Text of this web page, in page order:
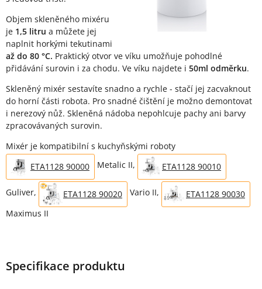
Objem skleněného mixéru
je 1,5 litru a můžete jej
naplnit horkými tekutinami
až do 80 °C. Praktický otvor ve víku umožňuje pohodlné
přidávání surovin i za chodu. Ve víku najdete i 50ml odměrku.
Skleněný mixér sestavíte snadno a rychle - stačí jej zacvaknout
do horní části robota. Pro snadné čištění je možno demontovat
i nerezový nůž. Skleněná nádoba nepohlcuje pachy ani barvy
zpracovávaných surovin.
Mixér je kompatibilní s kuchyňskými roboty
ETA1128 90000
Metalic II, ETA1128 90010
Guliver, ETA1128 90020 Vario II,
ETA1128 90030
Maximus II
Specifikace produktu